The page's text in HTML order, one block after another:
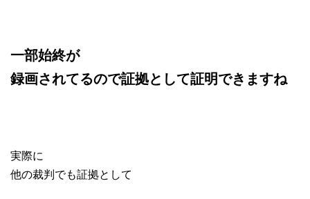
一部始終が
録画されてるので証拠として証明できますね
実際に
他の裁判でも証拠として